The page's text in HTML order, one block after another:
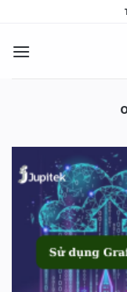
content